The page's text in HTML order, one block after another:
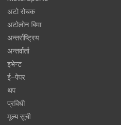
अटो रोचक
अटोलोन बिमा
अन्तर्राष्ट्रिय
अन्तर्वार्ता
इभेन्ट
ई–पेपर
थप
प्रविधी
मूल्य सूची